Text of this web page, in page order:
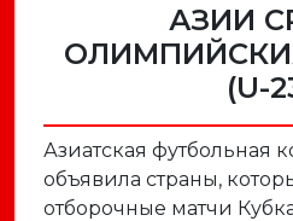
АЗИИ
(U-
Азиатская футбольная
объявила страны,
отборочные матчи